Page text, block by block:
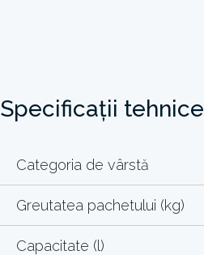
Specificații tehnice
Categoria de vârstă
Greutatea pachetului (kg)
Capacitate (l)